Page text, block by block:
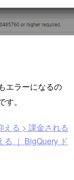
エラーになるの
。
る > 課金される
る ｜ BigQuery ド